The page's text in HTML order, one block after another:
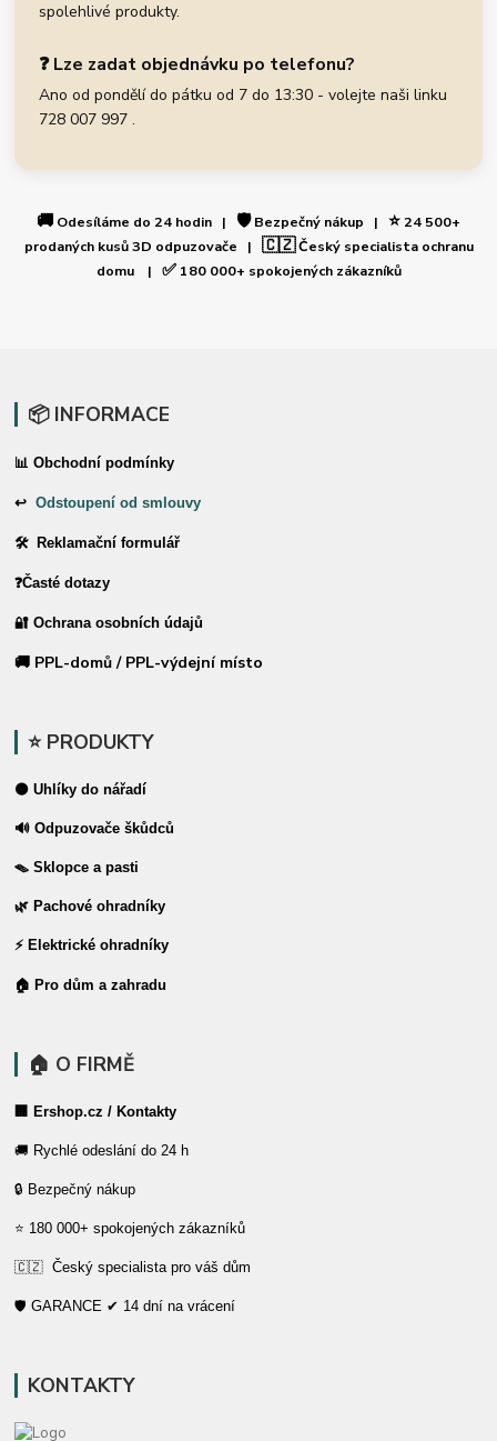
spolehlivé produkty.
❓ Lze zadat objednávku po telefonu?
Ano od pondělí do pátku od 7 do 13:30 - volejte naši linku
728 007 997 .
🚚 Odesíláme do 24 hodin | 🛡️Bezpečný nákup | ⭐24 500+
prodaných kusů 3D odpuzovače | 🇨🇿Český specialista ochranu
domu | ✅180 000+ spokojených zákazníků
📦 INFORMACE
📊 Obchodní podmínky
↩Odstoupení od smlouvy
🛠 Reklamační formulář
❓Časté dotazy
🔐 Ochrana osobních údajů
🚚 PPL-domů / PPL-výdejní místo
⭐ PRODUKTY
⚫ Uhlíky do nářadí
🔊 Odpuzovače škůdců
🪤 Sklopce a pasti
🌿 Pachové ohradníky
⚡ Elektrické ohradníky
🏠 Pro dům a zahradu
🏠 O FIRMĚ
🏢 Ershop.cz / Kontakty
🚚 Rychlé odeslání do 24 h
🔒 Bezpečný nákup
⭐ 180 000+ spokojených zákazníků
🇨🇿 Český specialista pro váš dům
🛡️ GARANCE ✔ 14 dní na vrácení
KONTAKTY